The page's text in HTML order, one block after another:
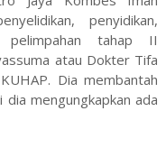
penyidikan,
pelimpahan tahap II
atau Dokter Tifa
Dia membantah
mengungkapkan ada